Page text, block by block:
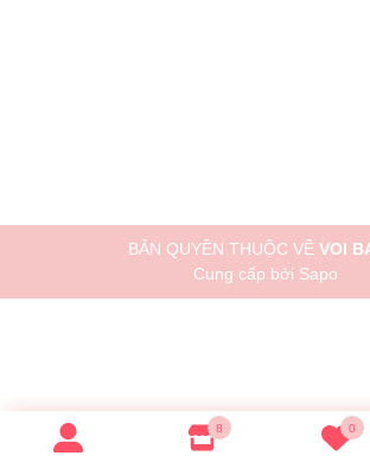
8 0
BẢN QUYỀN THUỘC VỀ VOI
Cung cấp bởi Sapo